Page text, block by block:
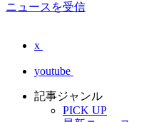
ニュースを受信
x
youtube
記事ジャンル
PICK UP